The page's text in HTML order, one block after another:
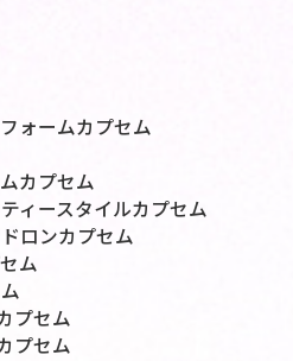
ォームカプセム
カプセム
ィースタイルカプセム
ロンカプセム
ム
プセム
プセム